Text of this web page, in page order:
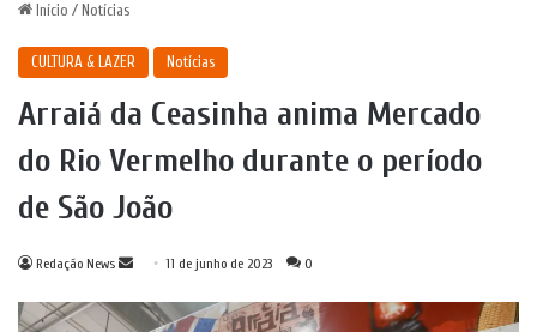
Início / Notícias
CULTURA & LAZER Notícias
Arraiá da Ceasinha anima Mercado
do Rio Vermelho durante o período
de São João
Redação News
Mande11 de junho de 2023 0